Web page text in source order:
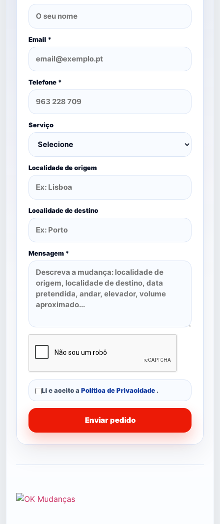
Email *
Telefone *
Serviço
Localidade de origem
Localidade de destino
Mensagem *
Li e aceito a Política de Privacidade .
Enviar pedido